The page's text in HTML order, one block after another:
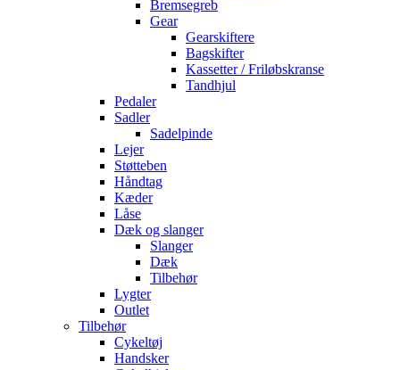
Bremsegreb
Gear
Gearskiftere
Bagskifter
Kassetter / Friløbskranse
Tandhjul
Pedaler
Sadler
Sadelpinde
Lejer
Støtteben
Håndtag
Kæder
Låse
Dæk og slanger
Slanger
Dæk
Tilbehør
Lygter
Outlet
Tilbehør
Cykeltøj
Handsker